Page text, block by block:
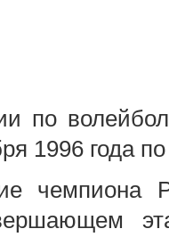
по
1996 года
чемпиона